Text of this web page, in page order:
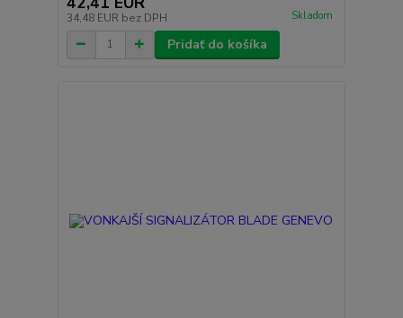
34,48 EUR bez DPH Skladom
Pridať do košíka